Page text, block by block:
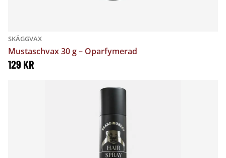
SKÄGGVAX
Mustaschvax 30 g – Oparfymerad
129 KR